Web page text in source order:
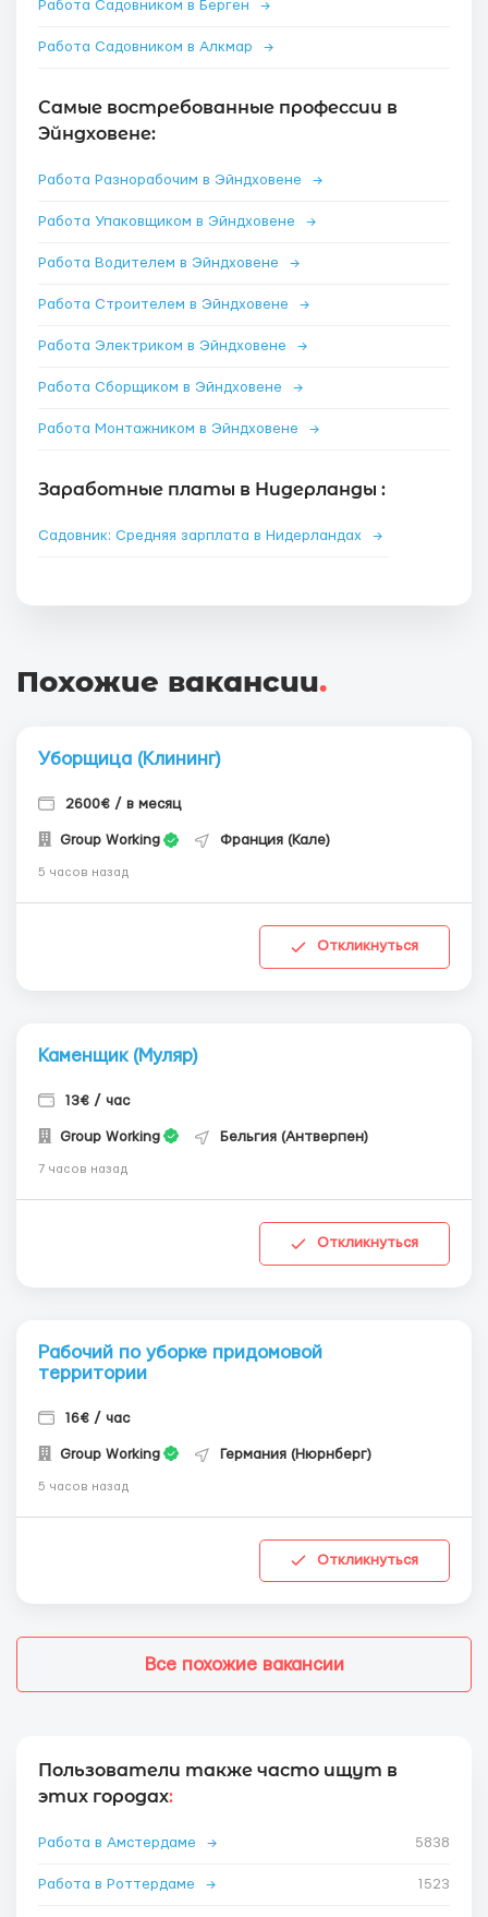
Работа Садовником в Берген →
Работа Садовником в Алкмар →
Самые востребованные профессии в
Эйндховене:
Работа Разнорабочим в Эйндховене →
Работа Упаковщиком в Эйндховене →
Работа Водителем в Эйндховене →
Работа Строителем в Эйндховене →
Работа Электриком в Эйндховене →
Работа Сборщиком в Эйндховене →
Работа Монтажником в Эйндховене →
Заработные платы в Нидерланды :
Садовник: Средняя зарплата в Нидерландах →
Похожие вакансии.
Уборщица (Клининг)
2600€ / в месяц
Group Working Франция (Кале)
5 часов назад
Откликнуться
Каменщик (Муляр)
13€ / час
Group Working Бельгия (Антверпен)
7 часов назад
Откликнуться
Рабочий по уборке придомовой
территории
16€ / час
Group Working Германия (Нюрнберг)
5 часов назад
Откликнуться
Все похожие вакансии
Пользователи также часто ищут в
этих городах:
Работа в Амстердаме → 5838
Работа в Роттердаме → 1523